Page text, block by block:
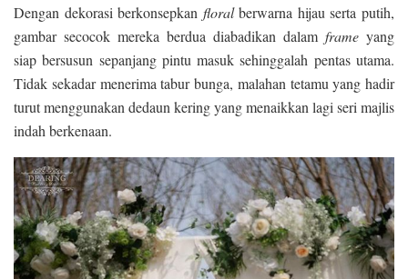
Dengan dekorasi berkonsepkan floralberwarna hijau serta putih,
gambar secocok mereka berdua diabadikan dalam frame yang
siap bersusun sepanjang pintu masuk sehinggalah pentas utama.
Tidak sekadar menerima tabur bunga, malahan tetamu yang hadir
turut menggunakan dedaun kering yang menaikkan lagi seri majlis
indah berkenaan.